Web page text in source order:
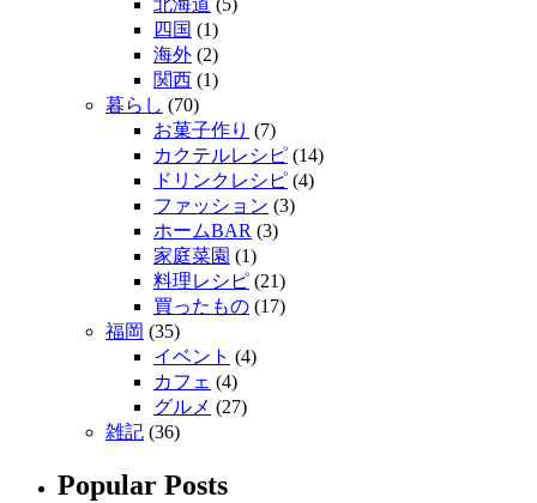
北海道 (5)
四国 (1)
海外 (2)
関西 (1)
暮らし (70)
お菓子作り (7)
カクテルレシピ (14)
ドリンクレシピ (4)
ファッション (3)
ホームBAR (3)
家庭菜園 (1)
料理レシピ (21)
買ったもの (17)
福岡 (35)
イベント (4)
カフェ (4)
グルメ (27)
雑記 (36)
Popular Posts